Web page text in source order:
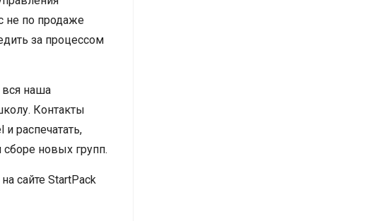
не по продаже
за процессом
вся наша
Контакты
распечатать,
сборе новых групп.
сайте StartPack